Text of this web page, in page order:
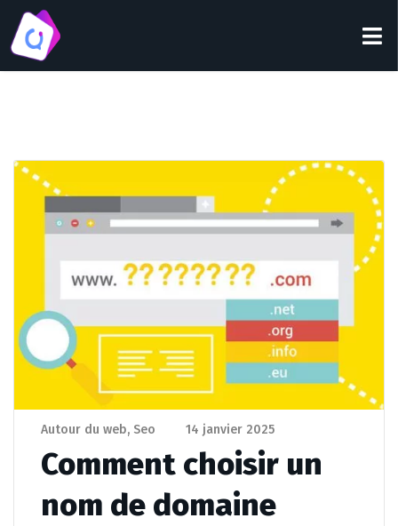
Autour du web, Seo 14 janvier 2025
Comment choisir un
nom de domaine